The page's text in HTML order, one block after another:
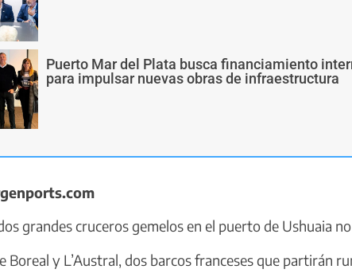
Puerto Mar del Plata busca financiamiento
para impulsar nuevas obras de infraestructura
grandes cruceros gemelos en el puerto de Ushuaia
Boreal y L’Austral, dos barcos franceses que partirán